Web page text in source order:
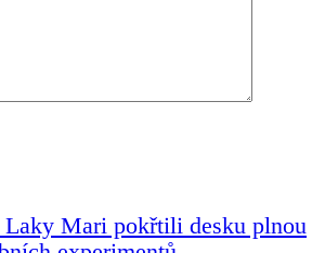
Mari pokřtili desku plnou